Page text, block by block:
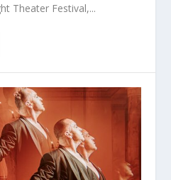
Theater Festival,...